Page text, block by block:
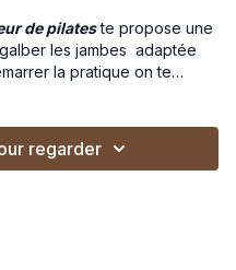
de pilateste propose une
les jambes adaptée
la pratique on te
explicative sur les bases
regarder